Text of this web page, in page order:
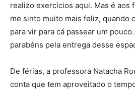
realizo exercícios aqui. Mas é aos
me sinto muito mais feliz, quando
para vir para cá passear um
parabéns pela entrega desse
De férias, a professora Natacha
conta que tem aproveitado o